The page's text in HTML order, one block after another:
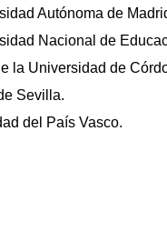
Autónoma de
Nacional de
la Universidad de
Sevilla.
del País Vasco.